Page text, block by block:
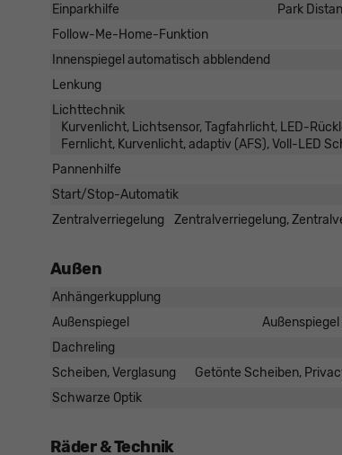
Einparkhilfe
Park
Follow-Me-Home-Funktion
Innenspiegel automatisch abblendend
Lenkung
Lichttechnik
Kurvenlicht, Lichtsensor, Tagfahrlicht, LED-
Fernlicht, Kurvenlicht, adaptiv (AFS), Voll-LED
Pannenhilfe
Start/Stop-Automatik
Zentralverriegelung
Zentralverriegelung,
Außen
Anhängerkupplung
Außenspiegel
Dachreling
Scheiben, Verglasung
Getönte Scheiben,
Schwarze Optik
Räder & Technik